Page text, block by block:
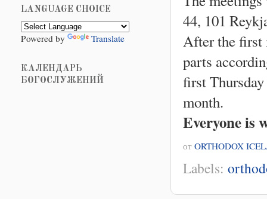
44, 101
After the first
parts
first Thursday
month.
Everyone is
от ORTHODOX
Labels:
LANGUAGE CHOICE
Powered by Translate
КАЛЕНДАРЬ
БОГОСЛУЖЕНИЙ